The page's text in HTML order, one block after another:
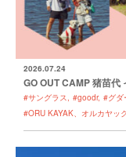
2026.07.24
GO OUT CAMP 猪苗代
#サングラス #goodr #グダ
#ORU KAYAK、オルカヤッ